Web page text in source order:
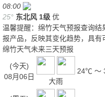
08:00
25° 东北风 1级 优
温馨提醒：绵竹天气预报查询
报产品，反映其变化趋势，具有
绵竹天气未来三天预报
(今天)
08月06日
大雨
24℃ ～